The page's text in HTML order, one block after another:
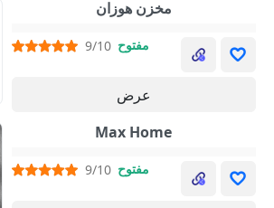
مخزن هوزان
9/10 مفتوح
عرض
Max Home
9/10 مفتوح